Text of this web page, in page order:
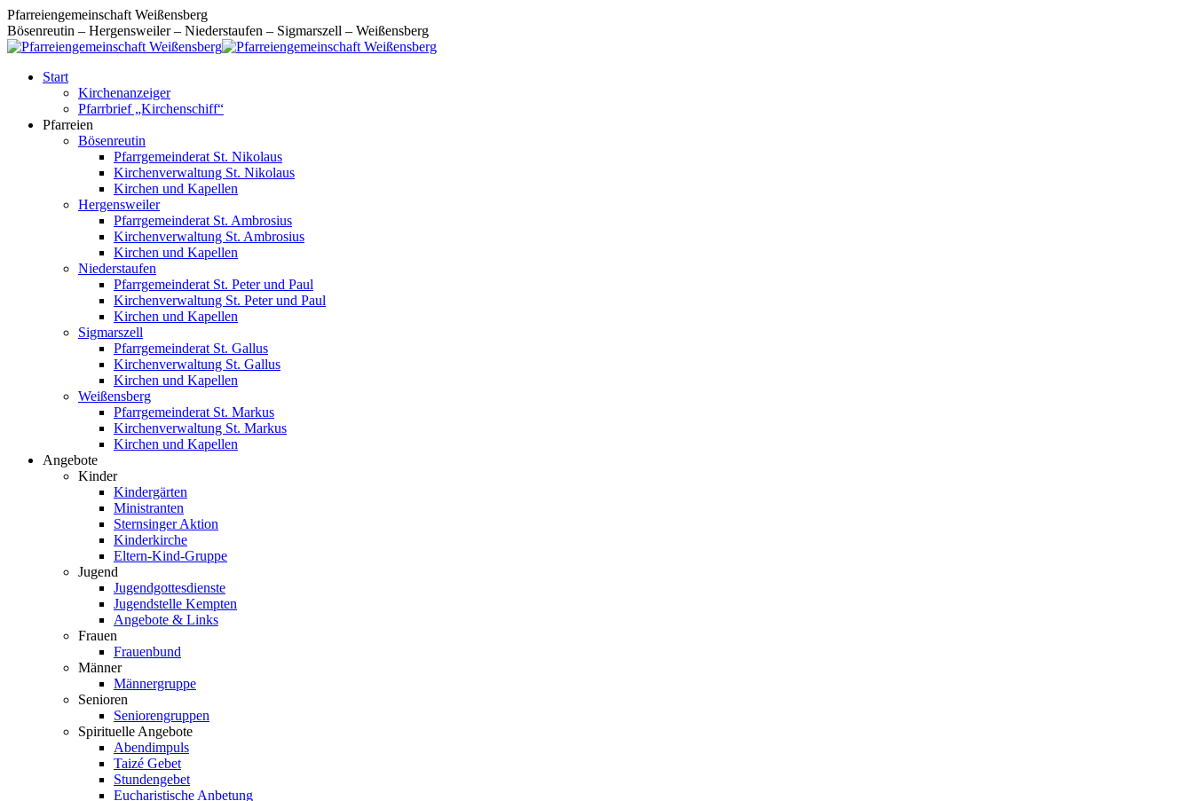
Zum
Inhalt
springen
Pfarreiengemeinschaft Weißensberg
Bösenreutin – Hergensweiler – Niederstaufen – Sigmarszell – Weißensberg
Start
Kirchenanzeiger
Pfarrbrief „Kirchenschiff“
Pfarreien
Bösenreutin
Pfarrgemeinderat St. Nikolaus
Kirchenverwaltung St. Nikolaus
Kirchen und Kapellen
Hergensweiler
Pfarrgemeinderat St. Ambrosius
Kirchenverwaltung St. Ambrosius
Kirchen und Kapellen
Niederstaufen
Pfarrgemeinderat St. Peter und Paul
Kirchenverwaltung St. Peter und Paul
Kirchen und Kapellen
Sigmarszell
Pfarrgemeinderat St. Gallus
Kirchenverwaltung St. Gallus
Kirchen und Kapellen
Weißensberg
Pfarrgemeinderat St. Markus
Kirchenverwaltung St. Markus
Kirchen und Kapellen
Angebote
Kinder
Kindergärten
Ministranten
Sternsinger Aktion
Kinderkirche
Eltern-Kind-Gruppe
Jugend
Jugendgottesdienste
Jugendstelle Kempten
Angebote & Links
Frauen
Frauenbund
Männer
Männergruppe
Senioren
Seniorengruppen
Spirituelle Angebote
Abendimpuls
Taizé Gebet
Stundengebet
Eucharistische Anbetung